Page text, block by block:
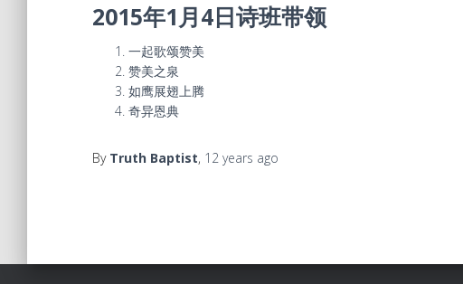
2015年1月4日诗班带领
一起歌颂赞美
赞美之泉
如鹰展翅上腾
奇异恩典
By Truth Baptist, 12 years ago